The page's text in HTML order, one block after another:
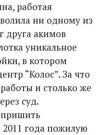
работая
ни одному из
друга акимов
уникальное
в котором
“Колос”. За что
и столько же
суд.
пришить
2011 года пожилую